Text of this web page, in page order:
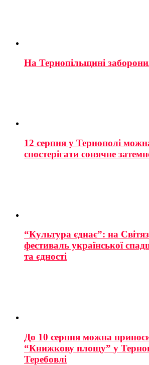
На Тернопільщині
12 серпня у Тернополі
спостерігати сонячне
“Культура єднає”: на
фестиваль української
та єдності
До 10 серпня можна
“Книжкову площу” у
Теребовлі